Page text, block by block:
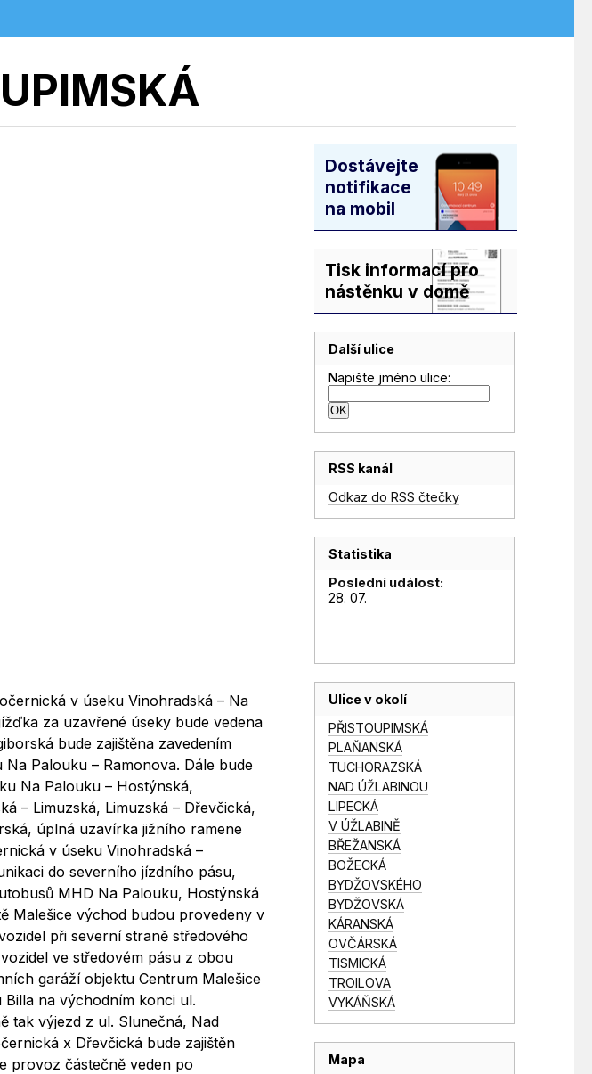
v úseku Vinohradská – Na
za uzavřené úseky bude vedena
bude zajištěna zavedením
Palouku – Ramonova. Dále bude
Na Palouku – Hostýnská,
– Limuzská, Limuzská – Dřevčická,
úplná uzavírka jižního ramene
v úseku Vinohradská –
do severního jízdního pásu,
MHD Na Palouku, Hostýnská
Malešice východ budou provedeny v
při severní straně středového
ve středovém pásu z obou
garáží objektu Centrum Malešice
na východním konci ul.
tak výjezd z ul. Slunečná, Nad
x Dřevčická bude zajištěn
provoz částečně veden po
Dostávejte
notifikace
na mobil
Tisk informací pro
nástěnku v domě
Další ulice
Napište jméno ulice:
RSS kanál
Odkaz do RSS čtečky
Statistika
Poslední událost:
28. 07.
Ulice v okolí
PŘISTOUPIMSKÁ
PLAŇANSKÁ
TUCHORAZSKÁ
NAD ÚŽLABINOU
LIPECKÁ
V ÚŽLABINĚ
BŘEŽANSKÁ
BOŽECKÁ
BYDŽOVSKÉHO
BYDŽOVSKÁ
KÁRANSKÁ
OVČÁRSKÁ
TISMICKÁ
TROILOVA
VYKÁŇSKÁ
Mapa